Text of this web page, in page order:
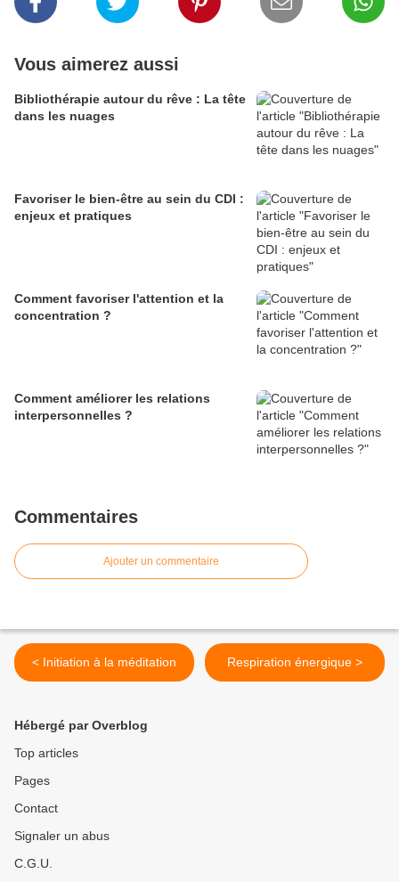
Vous aimerez aussi
Bibliothérapie autour du rêve : La tête
dans les nuages
Favoriser le bien-être au sein du CDI :
enjeux et pratiques
Comment favoriser l'attention et la
concentration ?
Comment améliorer les relations
interpersonnelles ?
Commentaires
Ajouter un commentaire
< Initiation à la méditation Respiration énergique >
Hébergé par Overblog
Top articles
Pages
Contact
Signaler un abus
C.G.U.